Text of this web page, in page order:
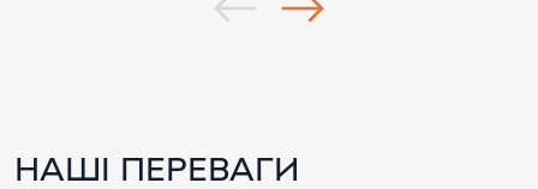
НАШІ ПЕРЕВАГИ